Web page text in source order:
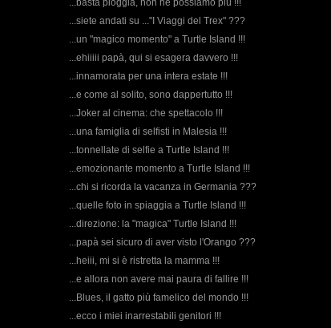
...basta pioggia, non ne possiamo più !!!
...siete andati su ..."I Viaggi del Trex" ???
...un "magico momento" a Turtle Island !!!
...ehiiiii papà, qui si esagera davvero !!!
...innamorata per una intera estate !!!
...e come al solito, sono dappertutto !!!
...Joker al cinema: che spettacolo !!!
...una famiglia di selfisti in Malesia !!!
...tonnellate di selfie a Turtle Island !!!
...emozionante momento a Turtle Island !!!
...chi si ricorda la vacanza in Germania ???
...quelle foto in spiaggia a Turtle Island !!!
...direzione: la "magica" Turtle Island !!!
...papà sei sicuro di aver visto l'Orango ???
...heiii, mi si è ristretta la mamma !!!
...e allora non avere mai paura di fallire !!!
...Blues, il gatto più famelico del mondo !!!
...ecco i miei inarrestabili genitori !!!